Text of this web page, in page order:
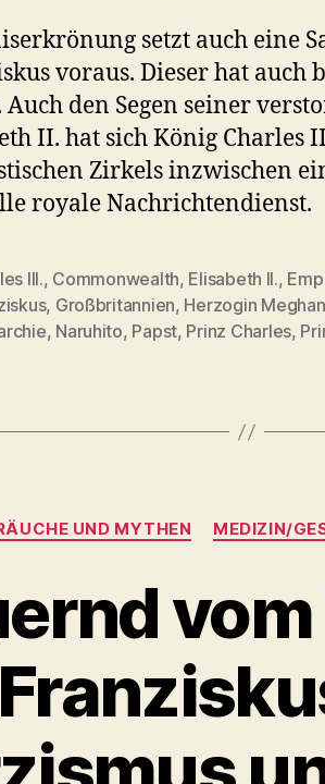
setzt auch eine
voraus. Dieser hat auch
den Segen seiner
II. hat sich König Charles
Zirkels inzwischen
royale Nachrichtendienst.
III., Commonwealth, Elisabeth II.,
, Großbritannien, Herzogin Meghan
, Naruhito, Papst, Prinz Charles,
UND MYTHEN MEDIZIN/